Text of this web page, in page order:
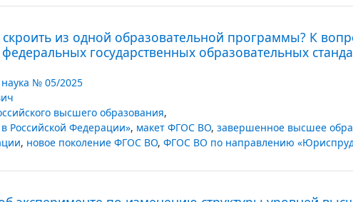
из одной образовательной программы? К
государственных образовательных
№ 05/2025
высшего образования,
Российской Федерации», макет ФГОС ВО, завершенное высшее
, новое поколение ФГОС ВО, ФГОС ВО по направлению